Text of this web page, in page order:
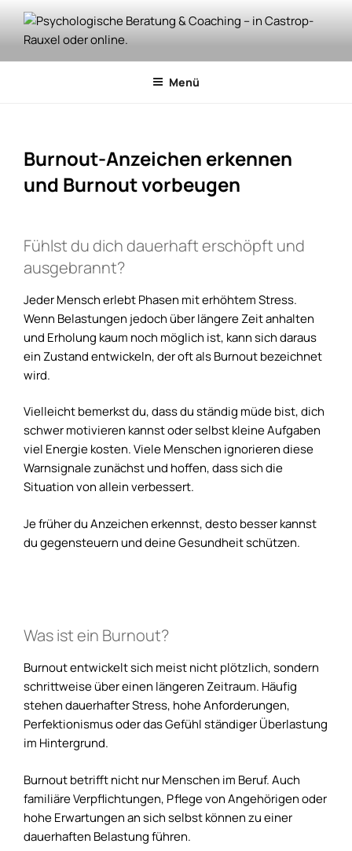
Inhalt
springen
PSYCHOLOGISCHE BERATUNG
& COACHING – IN CASTROP-
Training. Jetzt kostenloses Vorgespräch sichern!
Menü
Burnout-Anzeichen erkennen
und Burnout vorbeugen
Fühlst du dich dauerhaft erschöpft und
ausgebrannt?
Jeder Mensch erlebt Phasen mit erhöhtem Stress.
Wenn Belastungen jedoch über längere Zeit anhalten
und Erholung kaum noch möglich ist, kann sich daraus
ein Zustand entwickeln, der oft als Burnout bezeichnet
wird.
Vielleicht bemerkst du, dass du ständig müde bist, dich
schwer motivieren kannst oder selbst kleine Aufgaben
viel Energie kosten. Viele Menschen ignorieren diese
Warnsignale zunächst und hoffen, dass sich die
Situation von allein verbessert.
Je früher du Anzeichen erkennst, desto besser kannst
du gegensteuern und deine Gesundheit schützen.
Was ist ein Burnout?
Burnout entwickelt sich meist nicht plötzlich, sondern
schrittweise über einen längeren Zeitraum. Häufig
stehen dauerhafter Stress, hohe Anforderungen,
Perfektionismus oder das Gefühl ständiger Überlastung
im Hintergrund.
Burnout betrifft nicht nur Menschen im Beruf. Auch
familiäre Verpflichtungen, Pflege von Angehörigen oder
hohe Erwartungen an sich selbst können zu einer
dauerhaften Belastung führen.